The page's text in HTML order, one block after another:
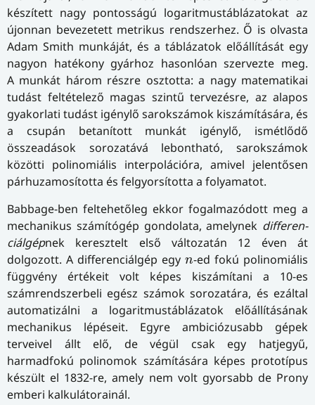
készített nagy pontosságú logaritmustáblázatokat az
újonnan bevezetett metrikus rendszerhez. Ő is olvasta
Adam Smith munkáját, és a táblázatok előállítását egy
nagyon hatékony gyárhoz hasonlóan szervezte meg.
A munkát három részre osztotta: a nagy matematikai
tudást feltételező magas szintű tervezésre, az alapos
gyakorlati tudást igénylő sarokszámok kiszámítására, és
a csupán betanított munkát igénylő, ismétlődő
összeadások sorozatává lebontható, sarokszámok
közötti polinomiális interpolációra, amivel jelentősen
párhuzamosította és felgyorsította a folyamatot.
Babbage-ben feltehetőleg ekkor fogalmazódott meg a
mechanikus számítógép gondolata, amelynek dif­fe­ren­
ci­ál­gép­nek keresztelt első változatán 12 éven át
dolgozott. A differenciálgép egy n
n-ed fokú polinomiális
függvény értékeit volt képes kiszámítani a 10-es
számrendszerbeli egész számok sorozatára, és ezáltal
automatizálni a logaritmustáblázatok előállításának
mechanikus lépéseit. Egyre ambiciózusabb gépek
terveivel állt elő, de végül csak egy hatjegyű,
harmadfokú polinomok számítására képes prototípus
készült el 1832-re, amely nem volt gyorsabb de Prony
emberi kalkulátorainál.